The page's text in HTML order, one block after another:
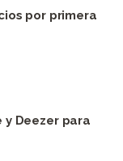
por primera
y Deezer para